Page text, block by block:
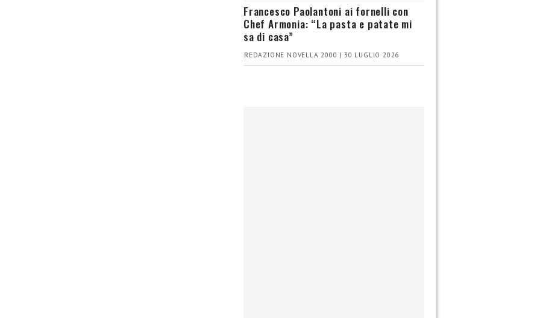
Francesco Paolantoni ai fornelli con
Chef Armonia: “La pasta e patate mi
sa di casa”
REDAZIONE NOVELLA 2000 | 30 LUGLIO 2026